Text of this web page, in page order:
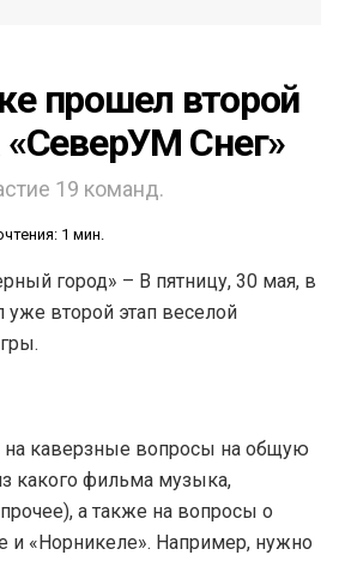
прошел второй
«СеверУМ Снег»
19 команд.
1 мин.
город» – В пятницу, 30 мая, в
уже второй этап веселой
на каверзные вопросы на общую
какого фильма музыка,
а также на вопросы о
и «Норникеле». Например, нужно